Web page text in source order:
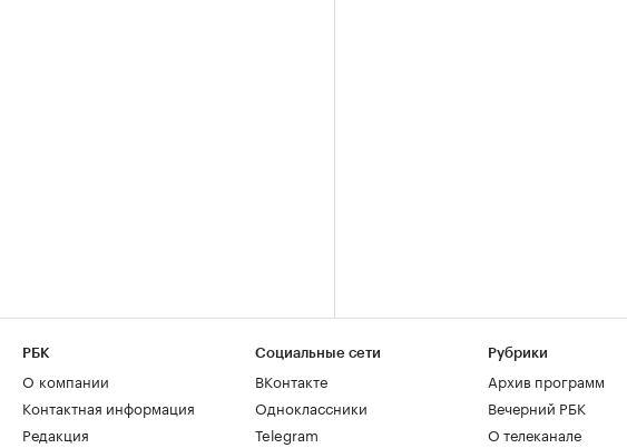
РБК
О компании
Контактная информация
Редакция
Социальные сети
ВКонтакте
Одноклассники
Telegram
Рубрики
Архив программ
Вечерний РБК
О телеканале